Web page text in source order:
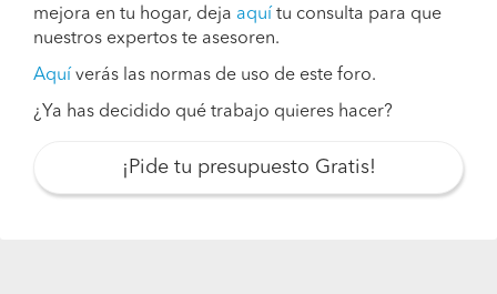
mejora en tu hogar, deja aquí tu consulta para que
nuestros expertos te asesoren.
Aquí verás las normas de uso de este foro.
¿Ya has decidido qué trabajo quieres hacer?
¡Pide tu presupuesto Gratis!